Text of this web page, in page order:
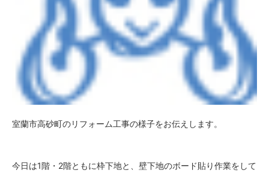
室蘭市高砂町のリフォーム工事の様子をお伝えします。
今日は1階・2階ともに枠下地と、壁下地のボード貼り作業をして